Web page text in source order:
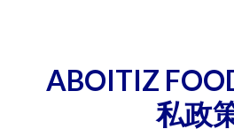
ABOITIZ
私政